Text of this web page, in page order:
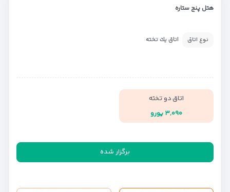
هتل پنج ستاره
نوع اتاق اتاق يك تخته
اتاق دو تخته
۳,۰۹۰ یورو
برگزار شده